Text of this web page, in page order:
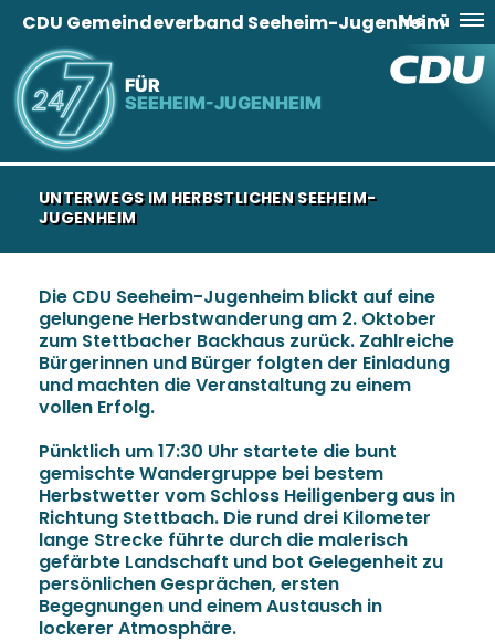
FÜR
SEEHEIM-JUGENHEIM
CDU Gemeindeverband Seeheim-Jugenheim
Menü
UNTERWEGS IM HERBSTLICHEN SEEHEIM-
JUGENHEIM
Die CDU Seeheim-Jugenheim blickt auf eine
gelungene Herbstwanderung am 2. Oktober
zum Stettbacher Backhaus zurück. Zahlreiche
Bürgerinnen und Bürger folgten der Einladung
und machten die Veranstaltung zu einem
vollen Erfolg.
Pünktlich um 17:30 Uhr startete die bunt
gemischte Wandergruppe bei bestem
Herbstwetter vom Schloss Heiligenberg aus in
Richtung Stettbach. Die rund drei Kilometer
lange Strecke führte durch die malerisch
gefärbte Landschaft und bot Gelegenheit zu
persönlichen Gesprächen, ersten
Begegnungen und einem Austausch in
lockerer Atmosphäre.